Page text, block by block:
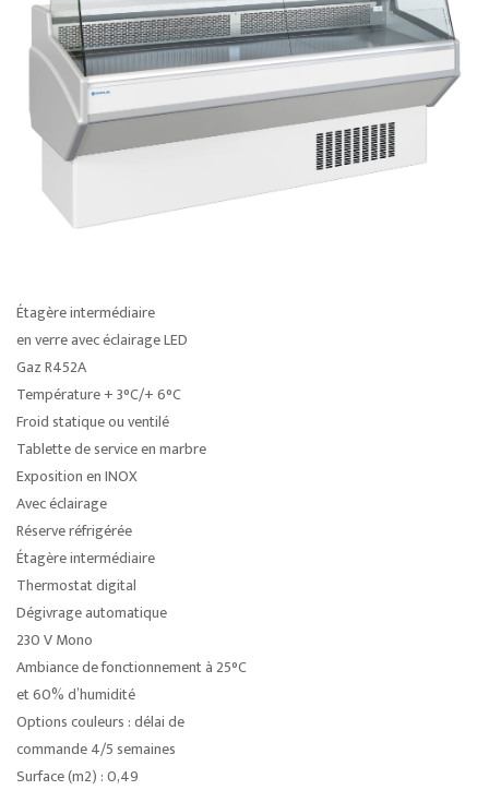
Étagère intermédiaire
en verre avec éclairage LED
Gaz R452A
Température + 3°C/+ 6°C
Froid statique ou ventilé
Tablette de service en marbre
Exposition en INOX
Avec éclairage
Réserve réfrigérée
Étagère intermédiaire
Thermostat digital
Dégivrage automatique
230 V Mono
Ambiance de fonctionnement à 25°C
et 60% d’humidité
Options couleurs : délai de
commande 4/5 semaines
Surface (m2) : 0,49